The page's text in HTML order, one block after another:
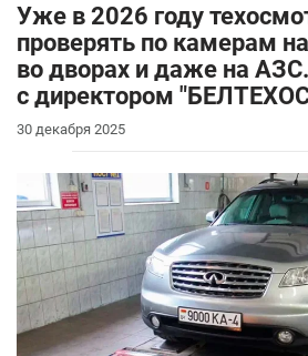
Уже в 2026 году
проверять по камерам
во дворах и даже на
с директором
30 декабря 2025